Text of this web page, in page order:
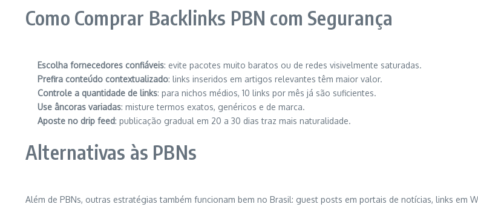
Como Comprar Backlinks PBN com Segurança
Escolha fornecedores confiáveis: evite pacotes muito baratos ou de redes visivelmente saturadas.
Prefira conteúdo contextualizado: links inseridos em artigos relevantes têm maior valor.
Controle a quantidade de links: para nichos médios, 10 links por mês já são suficientes.
Use âncoras variadas: misture termos exatos, genéricos e de marca.
Aposte no drip feed: publicação gradual em 20 a 30 dias traz mais naturalidade.
Alternativas às PBNs
Além de PBNs, outras estratégias também funcionam bem no Brasil: guest posts em portais de notícias, links em